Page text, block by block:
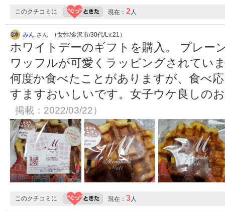
このクチコミに 現在： 2人
みん さん （女性/金沢市/30代/Lv.21）
ホワイトデーのギフトを購入。 プレー
ワッフルが可愛くラッピングされてい
何度か食べたことがありますが、食べ
すますおいしいです。女子ウケ良しの
掲載：2022/03/22）
このクチコミに 現在： 3人